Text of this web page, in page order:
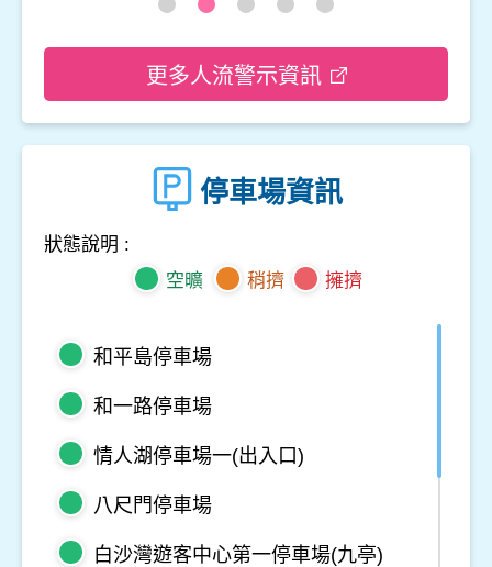
更多人流警示資訊
停車場資訊
狀態說明 :
空曠
稍擠 擁擠
和平島停車場
和一路停車場
情人湖停車場一(出入口)
八尺門停車場
白沙灣遊客中心第一停車場(九亭)